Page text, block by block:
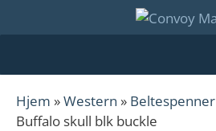
Hjem »Western » Beltespenner
Buffalo skull blk buckle